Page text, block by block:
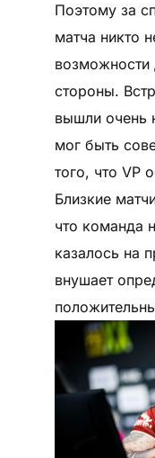
Поэтому за
матча никто
возможности
стороны.
вышли очень
мог быть
того, что VP
Близкие
что команда
казалось на
внушает